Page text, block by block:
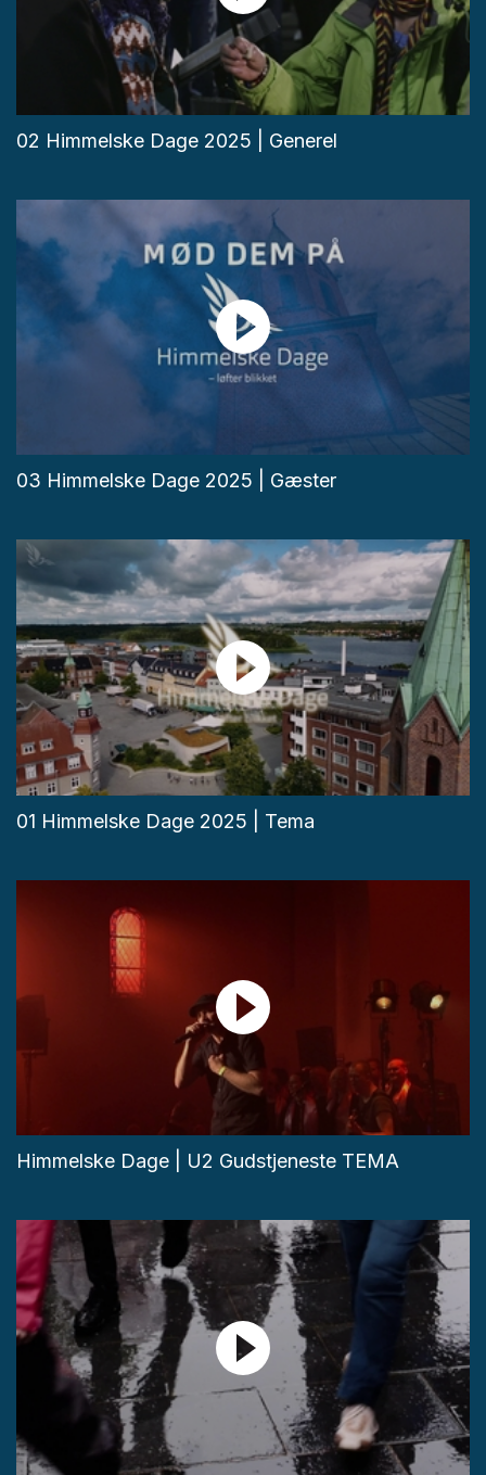
02 Himmelske Dage 2025 | Generel
03 Himmelske Dage 2025 | Gæster
01 Himmelske Dage 2025 | Tema
Himmelske Dage | U2 Gudstjeneste TEMA